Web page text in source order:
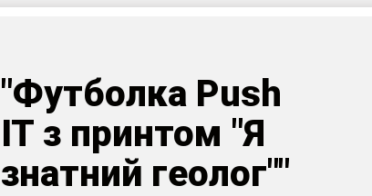
"Футболка Push
IT з принтом "Я
знатний геолог""